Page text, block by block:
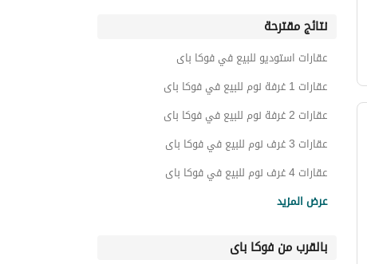
نتائج مقترحة
عقارات استوديو للبيع في فوكا باى
عقارات 1 غرفة نوم للبيع في فوكا باى
عقارات 2 غرفة نوم للبيع في فوكا باى
عقارات 3 غرف نوم للبيع في فوكا باى
عقارات 4 غرف نوم للبيع في فوكا باى
شقق فندقية للبيع في فوكا باى
عرض المزيد
بالقرب من فوكا باى